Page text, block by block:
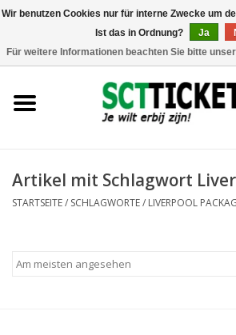
Frankreich
Artikel mit Schlagwort
STARTSEITE/ SCHLAGWORTE/ LIVERPOOL
Wir benutzen Cookies nur für interne Zwecke um
Ist das in Ordnung?
Ja
Für weitere Informationen beachten Sie bitte